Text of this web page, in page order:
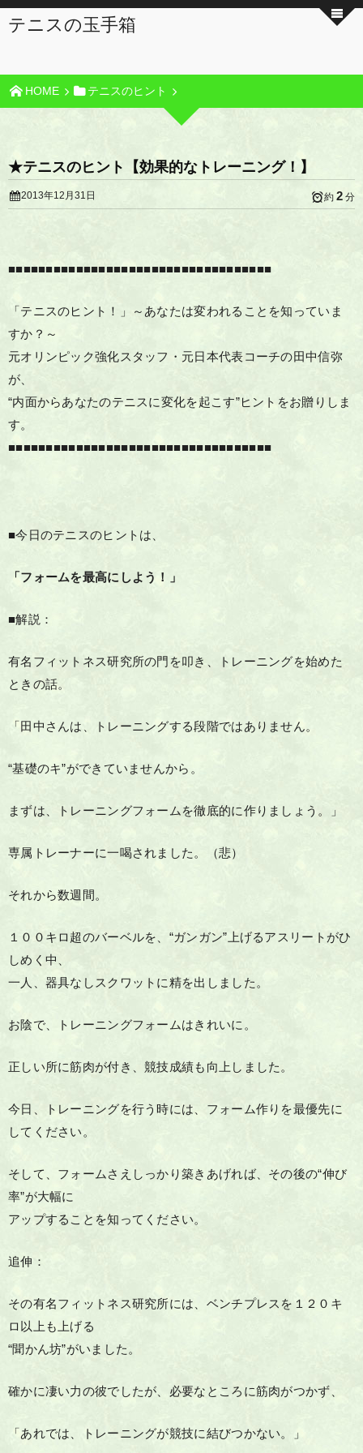
テニスの玉手箱
HOME テニスのヒント
★テニスのヒント【効果的なトレーニング！】
2013年12月31日 約 2 分
■■■■■■■■■■■■■■■■■■■■■■■■■■■■■■■■■■■
「テニスのヒント！」～あなたは変われることを知っていま
すか？～
元オリンピック強化スタッフ・元日本代表コーチの田中信弥
が、
“内面からあなたのテニスに変化を起こす”ヒントをお贈りしま
す。
■■■■■■■■■■■■■■■■■■■■■■■■■■■■■■■■■■■
■今日のテニスのヒントは、
「フォームを最高にしよう！」
■解説：
有名フィットネス研究所の門を叩き、トレーニングを始めた
ときの話。
「田中さんは、トレーニングする段階ではありません。
“基礎のキ”ができていませんから。
まずは、トレーニングフォームを徹底的に作りましょう。」
専属トレーナーに一喝されました。（悲）
それから数週間。
１００キロ超のバーベルを、“ガンガン”上げるアスリートがひ
しめく中、
一人、器具なしスクワットに精を出しました。
お陰で、トレーニングフォームはきれいに。
正しい所に筋肉が付き、競技成績も向上しました。
今日、トレーニングを行う時には、フォーム作りを最優先に
してください。
そして、フォームさえしっかり築きあげれば、その後の“伸び
率”が大幅に
アップすることを知ってください。
追伸：
その有名フィットネス研究所には、ベンチプレスを１２０キ
ロ以上も上げる
“聞かん坊”がいました。
確かに凄い力の彼でしたが、必要なところに筋肉がつかず、
「あれでは、トレーニングが競技に結びつかない。」